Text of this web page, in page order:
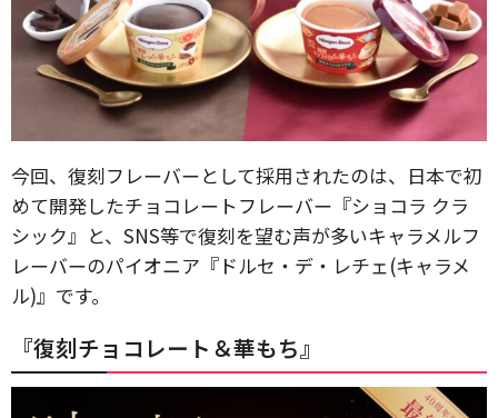
今回、復刻フレーバーとして採用されたのは、日本で初
めて開発したチョコレートフレーバー『ショコラ クラ
シック』と、SNS等で復刻を望む声が多いキャラメルフ
レーバーのパイオニア『ドルセ・デ・レチェ(キャラメ
ル)』です。
『復刻チョコレート＆華もち』